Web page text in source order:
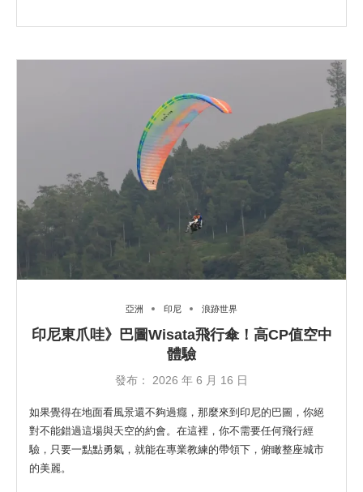
亞洲 印尼 浪跡世界
印尼東爪哇》巴圖Wisata飛行傘！高CP值空中
體驗
發布： 2026 年 6 月 16 日
如果覺得在地面看風景還不夠過癮，那麼來到印尼的巴圖，你絕
對不能錯過這場與天空的約會。在這裡，你不需要任何飛行經
驗，只要一點點勇氣，就能在專業教練的帶領下，俯瞰整座城市
的美麗。